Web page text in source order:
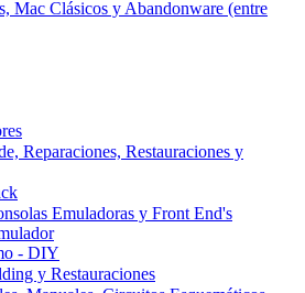
Mac Clásicos y Abandonware (entre
Reparaciones, Restauraciones y
Emuladoras y Front End's
- DIY
y Restauraciones